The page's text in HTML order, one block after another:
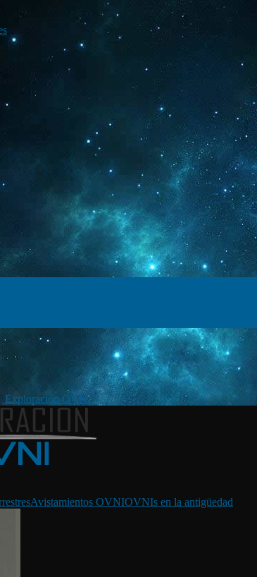
Exploración OVNI
Avistamientos OVNIOVNIs en la antigüedad